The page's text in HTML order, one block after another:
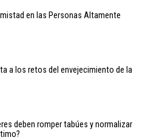
en las Personas Altamente
a los retos del envejecimiento de la
deben romper tabúes y normalizar